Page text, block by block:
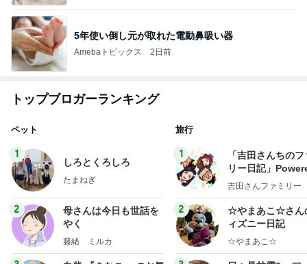
5年使い倒し元が取れた電動鼻吸い器
Amebaトピックス 2日前
トップブロガーランキング
ペット
1
しろとくろしろ
たまねぎ
2
母さんは今日も世話を
やく
藤緒 ミルカ
旅行
1
「吉田さんちの
リー日記」
y Ameba 吉田さ
ログ
吉田さんファミリー
2
☆やまあこ☆さん
ィズニー日記
☆やまあこ☆